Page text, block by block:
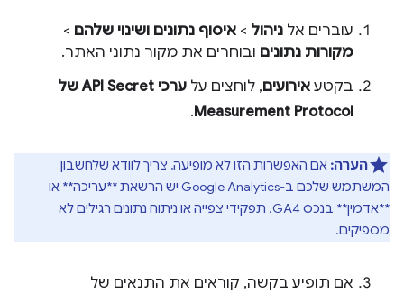
עוברים אל ניהול > איסוף נתונים ושינוי שלהם >
מקורות נתונים ובוחרים את מקור נתוני האתר.
בקטע אירועים, לוחצים על
ערכי API Secret של
Measurement Protocol
.
הערה: אם האפשרות הזו לא מופיעה, צריך לוודא שלחשבון
המשתמש שלכם ב-Google Analytics יש הרשאת **עריכה** או
**אדמין** בנכס GA4. תפקידי צפייה או ניתוח נתונים רגילים לא
מספיקים.
אם תופיע בקשה, קוראים את התנאים של